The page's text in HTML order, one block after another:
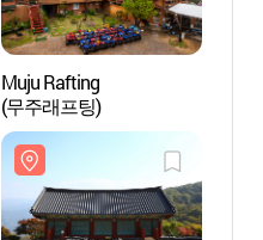
Muju Rafting
(무주래프팅)